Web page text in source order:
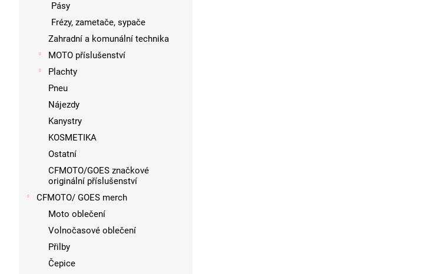
Pásy
Frézy, zametače, sypače
Zahradní a komunální technika
MOTO příslušenství
Plachty
Pneu
Nájezdy
Kanystry
KOSMETIKA
Ostatní
CFMOTO/GOES značkové
originální příslušenství
CFMOTO/ GOES merch
Moto oblečení
Volnočasové oblečení
Přilby
Čepice